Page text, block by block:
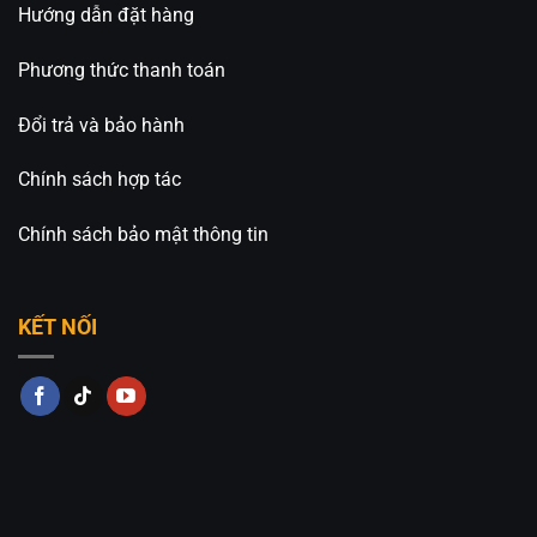
Hồ Chí Minh
🏢CN 2: 511 Ngô Gia Tự, Phường Việt Hưng, TP. Hà
Nội
Hotline: 0826.227.227 – 0813.160.160 (Zalo)
Fanpage:Đèn Trang Trí An An Decor
Hướng dẫn đặt hàng
Phương thức thanh toán
Đổi trả và bảo hành
Chính sách hợp tác
Chính sách bảo mật thông tin
KẾT NỐI